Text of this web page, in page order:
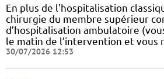
En plus de l'hospitalisation
chirurgie du membre supérieur
d’hospitalisation ambulatoire
le matin de l’intervention et vous
30/07/2026 12:53